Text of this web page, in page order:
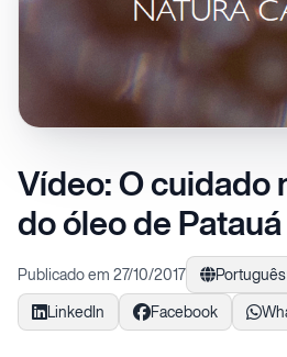
Vídeo: O cuidado
do óleo de Patauá
Publicado em 27/10/2017
Português
LinkedIn
Facebook